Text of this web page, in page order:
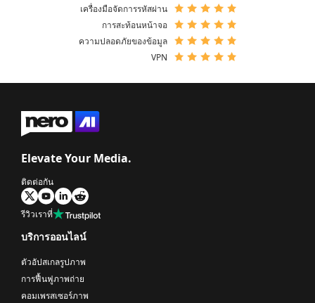
เครื่องมือจัดการรหัสผ่าน
การสะท้อนหน้าจอ
ความปลอดภัยของข้อมูล
VPN
Elevate Your Media.
ติดต่อกัน
รีวิวเราที่
บริการออนไลน์
ตัวอัปสเกลรูปภาพ
การฟื้นฟูภาพถ่าย
คอมเพรสเซอร์ภาพ